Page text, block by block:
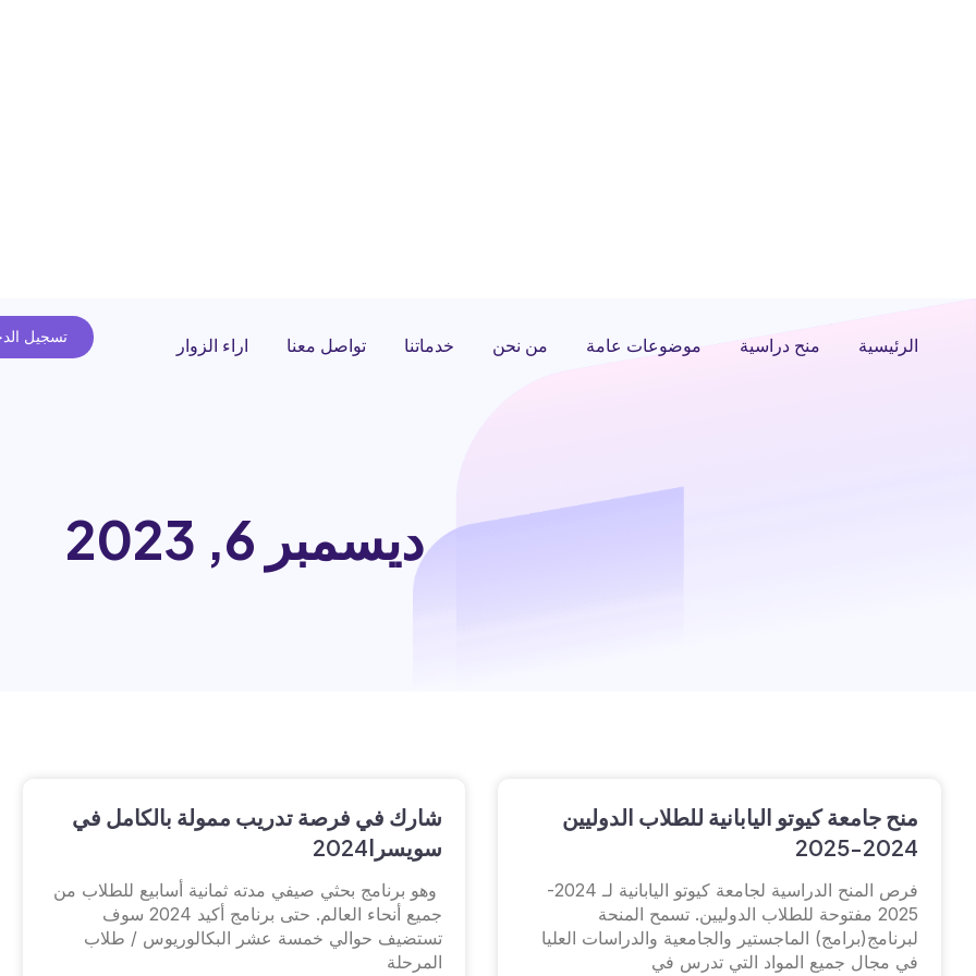
تسجيل الرئيسية منح دراسية موضوعات عامة من نحن خدماتنا تواصل معنا اراء الزوار
ديسمبر 6, 2023
منح جامعة كيوتو اليابانية للطلاب الدوليين
2024-2025
فرص المنح الدراسية لجامعة كيوتو اليابانية لـ 2024-
2025 مفتوحة للطلاب الدوليين. تسمح المنحة
لبرنامج(برامج) الماجستير والجامعية والدراسات العليا
في مجال جميع المواد التي تدرس في
شارك في فرصة تدريب ممولة بالكامل في
سويسرا2024
وهو برنامج بحثي صيفي مدته ثمانية أسابيع للطلاب من
جميع أنحاء العالم. حتى برنامج أكيد 2024 سوف
تستضيف حوالي خمسة عشر البكالوريوس / طلاب
المرحلة